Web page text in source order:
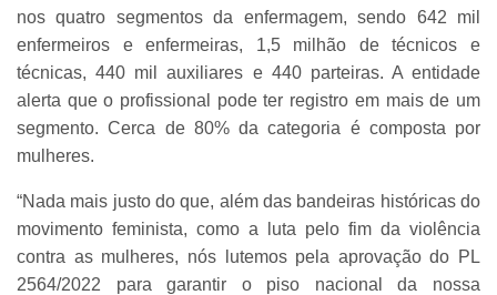
nos quatro segmentos da enfermagem, sendo 642 mil
enfermeiros e enfermeiras, 1,5 milhão de técnicos e
técnicas, 440 mil auxiliares e 440 parteiras. A entidade
alerta que o profissional pode ter registro em mais de um
segmento. Cerca de 80% da categoria é composta por
mulheres.
“Nada mais justo do que, além das bandeiras históricas do
movimento feminista, como a luta pelo fim da violência
contra as mulheres, nós lutemos pela aprovação do PL
2564/2022 para garantir o piso nacional da nossa